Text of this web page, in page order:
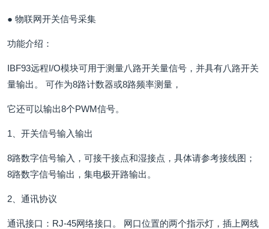
● 物联网开关信号采集
功能介绍：
IBF93远程I/O模块可用于测量八路开关量信号，并具有八路开关
量输出。 可作为8路计数器或8路频率测量，
它还可以输出8个PWM信号。
1、开关信号输入输出
8路数字信号输入，可接干接点和湿接点，具体请参考接线图；
8路数字信号输出，集电极开路输出。
2、通讯协议
通讯接口：RJ-45网络接口。 网口位置的两个指示灯，插上网线